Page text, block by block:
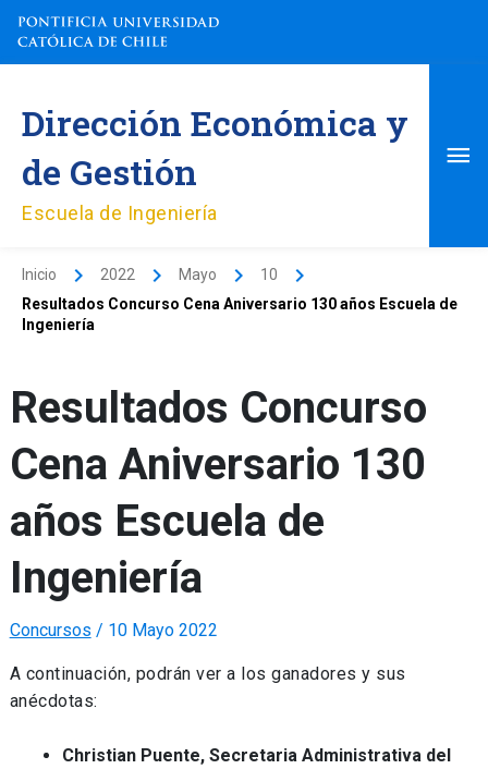
contenido
Dirección Económica y
de Gestión
Escuela de Ingeniería
Inicio 2022 Mayo
10
Resultados Concurso Cena Aniversario 130 años Escuela de
Ingeniería
Resultados Concurso
Cena Aniversario 130
años Escuela de
Ingeniería
Concursos / 10 Mayo 2022
A continuación, podrán ver a los ganadores y sus
anécdotas:
Christian Puente, Secretaria Administrativa del